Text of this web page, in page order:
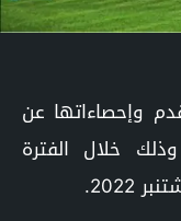
وإحصاءاتها عن
خلال الفترة